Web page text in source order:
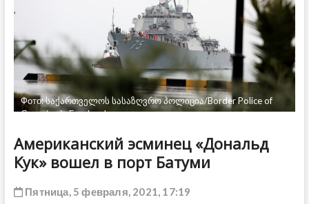
Фото: საქართველოს სასაზღვრო პოლიცია/Border Police of
Georgia via Facebook
Американский эсминец «Дональд
Кук» вошел в порт Батуми
Пятница, 5 февраля, 2021, 17:19